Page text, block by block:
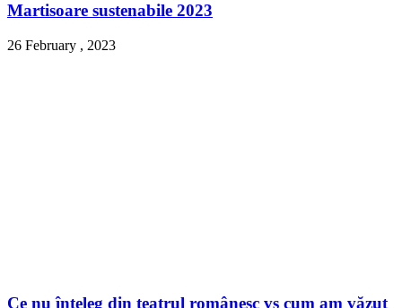
Martisoare sustenabile 2023
26 February , 2023
Ce nu înțeleg din teatrul românesc vs cum am văzut